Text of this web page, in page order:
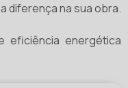
diferença na sua obra.
eficiência energética